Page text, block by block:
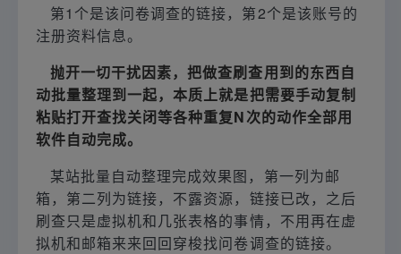
第1个是该问卷调查的链接，第2个是该账号的
注册资料信息。
抛开一切干扰因素，把做查刷查用到的东西自
动批量整理到一起，本质上就是把需要手动复制
粘贴打开查找关闭等各种重复N次的动作全部用
软件自动完成。
某站批量自动整理完成效果图，第一列为邮
箱，第二列为链接，不露资源，链接已改，之后
刷查只是虚拟机和几张表格的事情，不用再在虚
拟机和邮箱来来回回穿梭找问卷调查的链接。